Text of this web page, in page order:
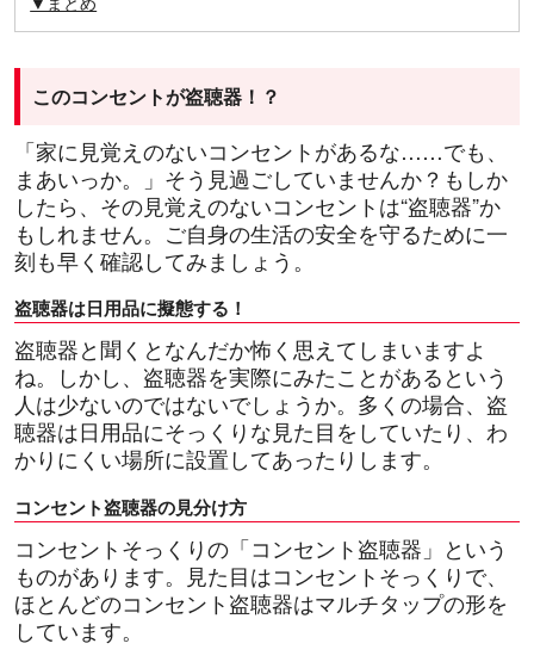
このコンセントが盗聴器！？
「家に見覚えのないコンセントがあるな……でも、
まあいっか。」そう見過ごしていませんか？もしか
したら、その見覚えのないコンセントは“盗聴器”か
もしれません。ご自身の生活の安全を守るために一
刻も早く確認してみましょう。
盗聴器は日用品に擬態する！
盗聴器と聞くとなんだか怖く思えてしまいますよ
ね。しかし、盗聴器を実際にみたことがあるという
人は少ないのではないでしょうか。多くの場合、盗
聴器は日用品にそっくりな見た目をしていたり、わ
かりにくい場所に設置してあったりします。
コンセント盗聴器の見分け方
コンセントそっくりの「コンセント盗聴器」という
ものがあります。見た目はコンセントそっくりで、
ほとんどのコンセント盗聴器はマルチタップの形を
しています。